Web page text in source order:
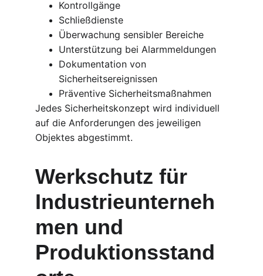
Kontrollgänge
Schließdienste
Überwachung sensibler Bereiche
Unterstützung bei Alarmmeldungen
Dokumentation von
Sicherheitsereignissen
Präventive Sicherheitsmaßnahmen
Jedes Sicherheitskonzept wird individuell
auf die Anforderungen des jeweiligen
Objektes abgestimmt.
Werkschutz für
Industrieunterneh
men und
Produktionsstand